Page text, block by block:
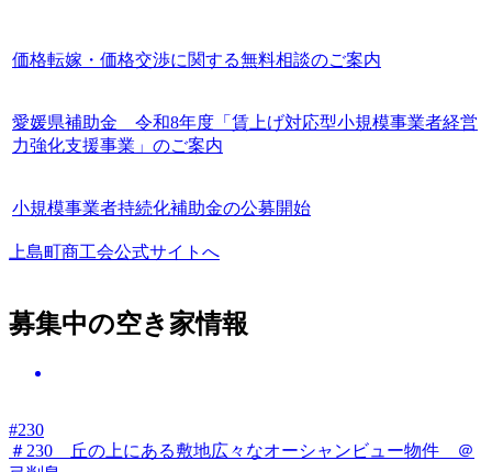
価格転嫁・価格交渉に関する無料相談のご案内
愛媛県補助金 令和8年度「賃上げ対応型小規模事業者経営
力強化支援事業」のご案内
小規模事業者持続化補助金の公募開始
上島町商工会公式サイトへ
募集中の空き家情報
#230
＃230 丘の上にある敷地広々なオーシャンビュー物件 ＠